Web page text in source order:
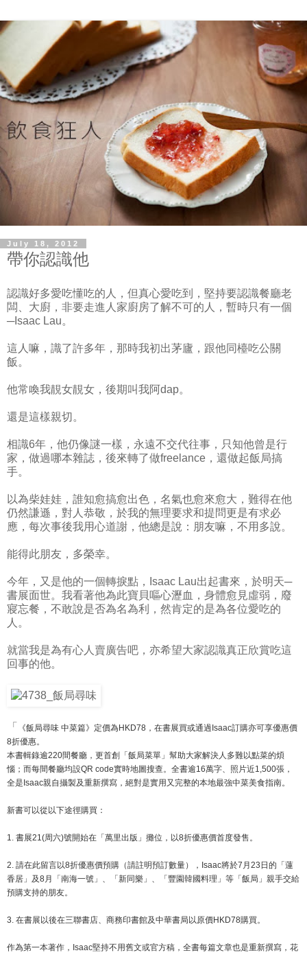
July 18, 2012
帶你認識他
認識好多愛吃懂吃的人，但真心愛吃到，堅持要認識餐廳老
闆、大廚，非要走進人家廚房了解不可的人，暫時只有一個
─Isaac Lau。
這人嘛，識了許多年，那時我初出茅廬，跟他同檯吃公關
飯。
他常喚我靚女靚女，後期叫我阿dap。
還是這樣親切。
相識6年，他仍像謎一樣，永遠不交代往事，只知他曾是行
家，做過哪本雜誌，後來轉了做freelance，還做起飯局搞
手。
以為柴娃娃，誰知愈搞愈出色，名氣也愈來愈大，難得在他
仍然謙遜，對人恭敬，於我的無理要求和提問更是有求必
應，每次事後我用心道謝，他總是說：朋友嘛，不用多說。
能得此朋友，多榮幸。
今年，又是他的一個轉捩點，Isaac Lau出起書來，於明天─
書展面世。我看著他為此寶貝嘔心瀝血，身體愈見虛弱，廢
寢忘餐，不敢說是否為名為利，然肯定的是為各位愛吃的
人。
就當我是為有心人賣廣告吧，亦希望大家認識真正欣賞吃這
回事的他。
「 《飯局尋味 中菜篇》定價為HKD78，在書展買或通過Isaac訂購亦可享優惠價
8折優惠。
本書輯錄逾220間餐廳，更首創「飯局菜單」幫助大家解決人多難以點菜的煩
惱；而每間餐廳均設QR code實時地圖搜查。全書逾16萬字、照片近1,500張，
全是Isaac親自攝製及重新撰寫，絕對是實用又 完整的本地最強中菜美食指南。
新書可以從以下途徑購買：
1. 書展21(周六)號開始在「萬里出版」攤位，以8折優惠價首度發售。
2. 請在此留言以8折優惠價預購（請註明預訂數量），Isaac將於7月23日的「蓮
香居」及8月「南海一號」、「新同樂」、「豐園韓國料理」等「飯局」親手交給
預購支持的朋友。
3. 在書展以後在三聯書店、商務印書館及中華書局以原價HKD78購買。
作為第一本著作，Isaac堅持不用舊文或官方稿，全書每篇文章也是重新撰寫，花